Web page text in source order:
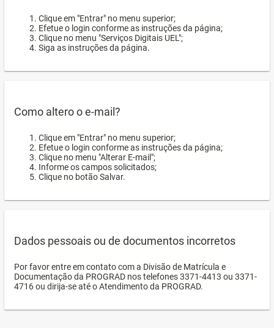
Clique em "Entrar" no menu superior;
Efetue o login conforme as instruções da página;
Clique no menu "Serviços Digitais UEL";
Siga as instruções da página.
Como altero o e-mail?
Clique em "Entrar" no menu superior;
Efetue o login conforme as instruções da página;
Clique no menu "Alterar E-mail";
Informe os campos solicitados;
Clique no botão Salvar.
Dados pessoais ou de documentos incorretos
Por favor entre em contato com a Divisão de Matrícula e
Documentação da PROGRAD nos telefones 3371-4413 ou 3371-
4716 ou dirija-se até o Atendimento da PROGRAD.